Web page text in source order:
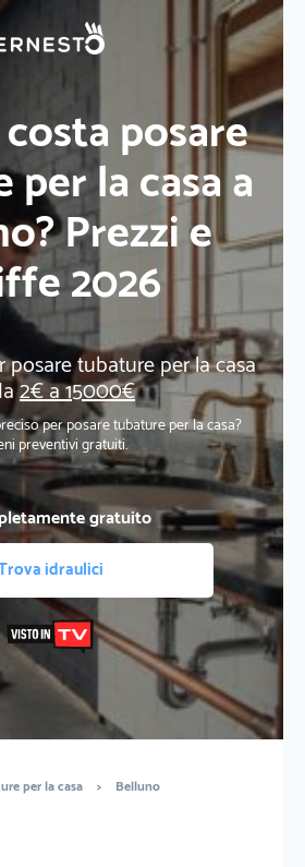
posare
la casa a
Prezzi e
2026
tubature per la casa
2€ a 15000€
per posare tubature per la casa?
preventivi gratuiti.
gratuito
idraulici
per la casa > Belluno